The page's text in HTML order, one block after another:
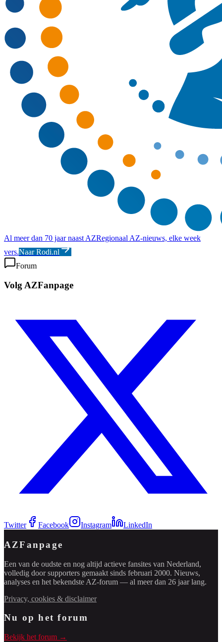
Al meer dan 70 jaar naast AZRegionaal AZ-nieuws, elke week
vers.Naar Rodi.nl
Forum
Volg AZFanpage
Twitter Facebook Instagram LinkedIn
AZFanpage
Een van de oudste en nog altijd actieve fansites van Nederland,
volledig door supporters gemaakt sinds februari 2000. Nieuws,
analyses en het bekendste AZ-forum — al meer dan 26 jaar lang.
Privacy, cookies & disclaimer
Nu op het forum
Bekijk het forum →